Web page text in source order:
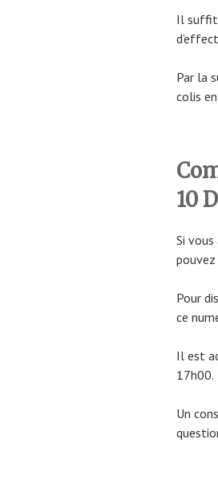
Il suffit
Par la
colis
10
Si
Pour
ce
Il est
17h00.
Un